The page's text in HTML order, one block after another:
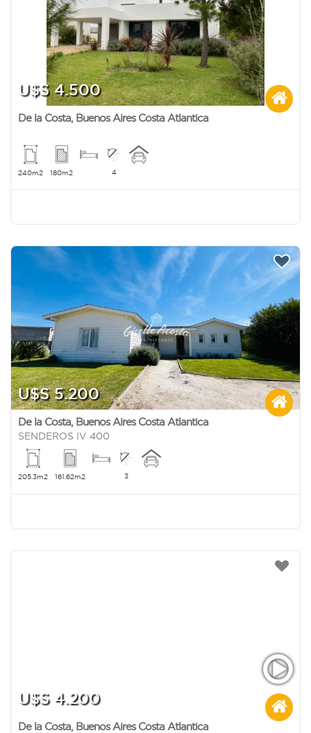
U$S 4.500
De la Costa, Buenos Aires Costa Atlantica
240m2 180m2 4
U$S 5.200
De la Costa, Buenos Aires Costa Atlantica
SENDEROS IV 400
205.3m2 161.62m2 3
U$S 4.200
De la Costa, Buenos Aires Costa Atlantica